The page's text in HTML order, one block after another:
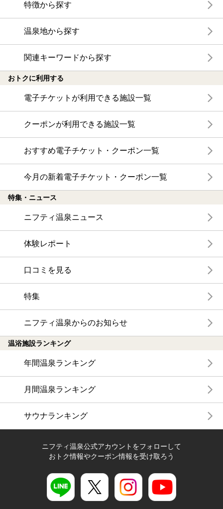
特徴から探す
温泉地から探す
関連キーワードから探す
おトクに利用する
電子チケットが利用できる施設一覧
クーポンが利用できる施設一覧
おすすめ電子チケット・クーポン一覧
今月の新着電子チケット・クーポン一覧
特集・ニュース
ニフティ温泉ニュース
体験レポート
口コミを見る
特集
ニフティ温泉からのお知らせ
温浴施設ランキング
年間温泉ランキング
月間温泉ランキング
サウナランキング
ニフティ温泉公式アカウントをフォローして
おトク情報やクーポン情報を受け取ろう